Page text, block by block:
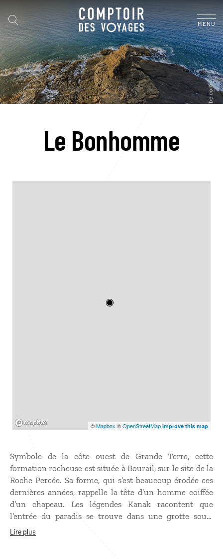
MENU
Le Bonhomme
©Mapbox ©OpenStreetMap Improve this map
Symbole de la côte ouest de Grande Terre, cette
formation rocheuse est située à Bourail, sur le site de la
Roche Percée. Sa forme, qui s’est beaucoup érodée ces
dernières années, rappelle la tête d’un homme coiffée
d’un chapeau. Les légendes Kanak racontent que
l’entrée du paradis se trouve dans une grotte sous-
marine non loin du Bonhomme. Après le rocher s’étire
Lire plus